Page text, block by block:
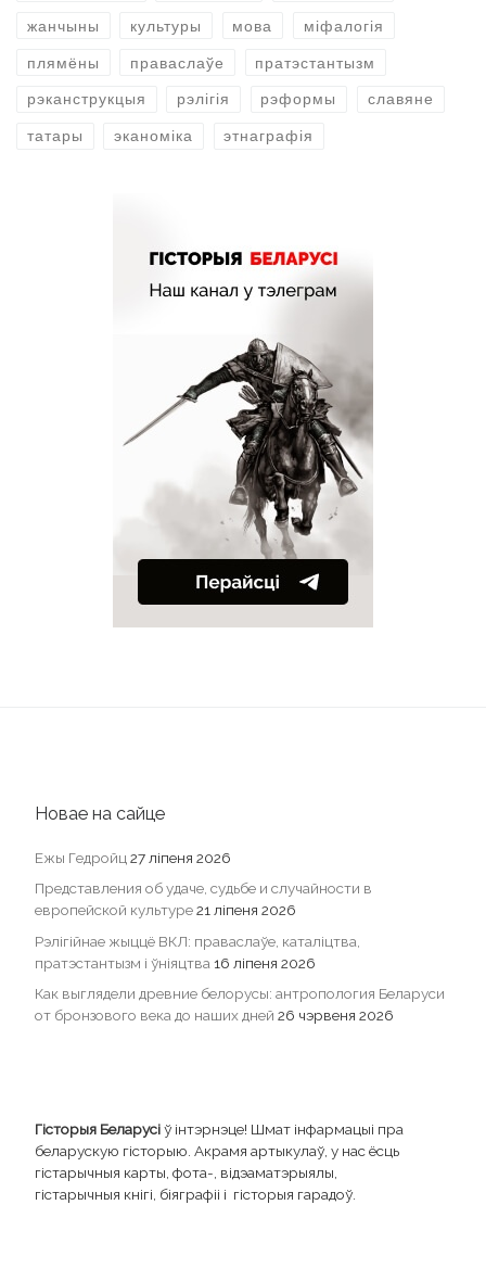
жанчыны культуры мова міфалогія
плямёны праваслаўе пратэстантызм
рэканструкцыя рэлігія рэформы славяне
татары эканоміка этнаграфія
Новае на сайце
Ежы Гедройц 27 ліпеня 2026
Представления об удаче, судьбе и случайности в
европейской культуре21 ліпеня 2026
Рэлігійнае жыццё ВКЛ: праваслаўе, каталіцтва,
пратэстантызм і ўніяцтва 16 ліпеня 2026
Как выглядели древние белорусы: антропология Беларуси
от бронзового века до наших дней 26 чэрвеня 2026
Гісторыя Беларусіў інтэрнэце! Шмат інфармацыі пра
беларускую гісторыю. Акрамя артыкулаў, у нас ёсць
гістарычныя карты, фота-, відэаматэрыялы,
гістарычныя кнігі, біяграфіі і гісторыя гарадоў.